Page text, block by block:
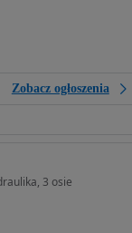
Zobacz ogłoszenia
3 osie